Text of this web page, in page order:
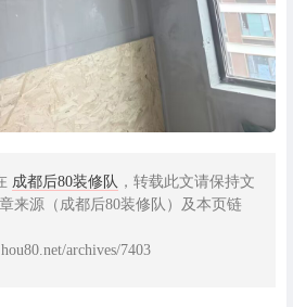
成都后80装修队 ，转载此文请保持文
来源（成都后80装修队）及本页链
archives/7403